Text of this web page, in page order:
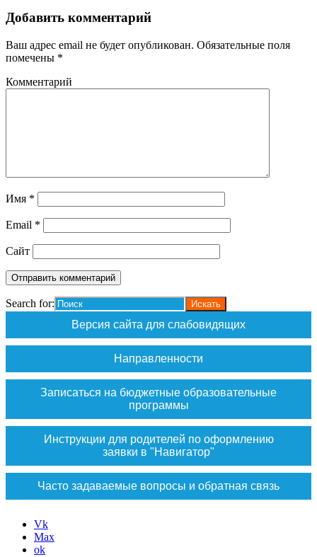
Добавить комментарий
Ваш адрес email не будет опубликован. Обязательные поля
помечены *
Комментарий
Имя *
Email *
Сайт
Search for:
Версия сайта для слабовидящих
Направленности
Записаться на бюджетные образовательные
программы
Инструкции для родителей по оформлению
заявки в "Навигатор"
Часто задаваемые вопросы и обратная связь
Vk
Max
ok